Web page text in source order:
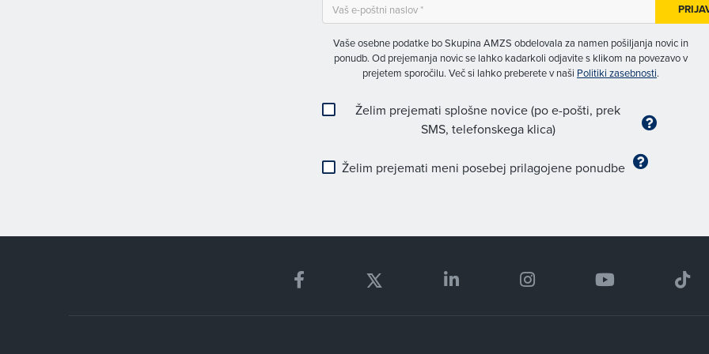
Vaše osebne podatke bo Skupina AMZS obdelovala za namen pošiljanja novic in
ponudb. Od prejemanja novic se lahko kadarkoli odjavite s klikom na povezavo v
prejetem sporočilu. Več si lahko preberete v naši Politiki zasebnosti.
Želim prejemati splošne novice (po e-pošti, prek
SMS, telefonskega klica)
Želim prejemati meni posebej prilagojene ponudbe